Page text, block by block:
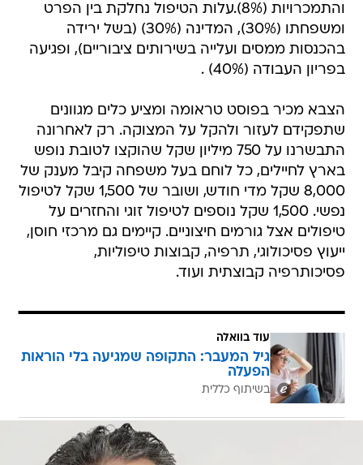
והתמכרויות (8%).עלות הטיפול נחלקת בין הפרט
ומשפחתו (30%), המדינה (30%) (בשל ירידה
בהכנסות ממסים ועלייה בשירותים ציבוריים), ופגיעה
בפריון העבודה (40%) .
הצבא מכיר בפוסט טראומה ומציע כלים מגוונים
שתפקידם לעזור ולהקל על המצוקה. רק לאחרונה
התבשרנו על 750 מיליון שקל שהוקצו לטובת נופש
בארץ לחיילים, כל לוחם בעל משפחה קיבל מענק של
8,000 שקל מדי חודש, ושובר של 1,500 שקל לטיפול
נפשי. 1,500 שקל נוספים לטיפול זוגי והחזרים על
טיפולים אצל גורמים חיצוניים. קיימים גם מרכזי חוסן,
ייעוץ פסיכולוגי, תרפיה, קבוצות טיפוליות,
פסיכותרפיה קבוצתית ועוד.
עוד בוואלה
גיל המעבר: התקופה שמגיעה בלי הוראות
הפעלה
בשיתוף כללית